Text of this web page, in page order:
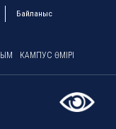
Байланыс
КАМПУС ӨМІРІ